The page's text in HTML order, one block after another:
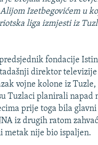
Alijom Izetbegovićem u
liga izmjesti iz
fondacije
direktor televizije
vojne kolone iz
Tuzlaci planirali napad
prije toga bila
iz drugih ratom
metak nije bio ispaljen.